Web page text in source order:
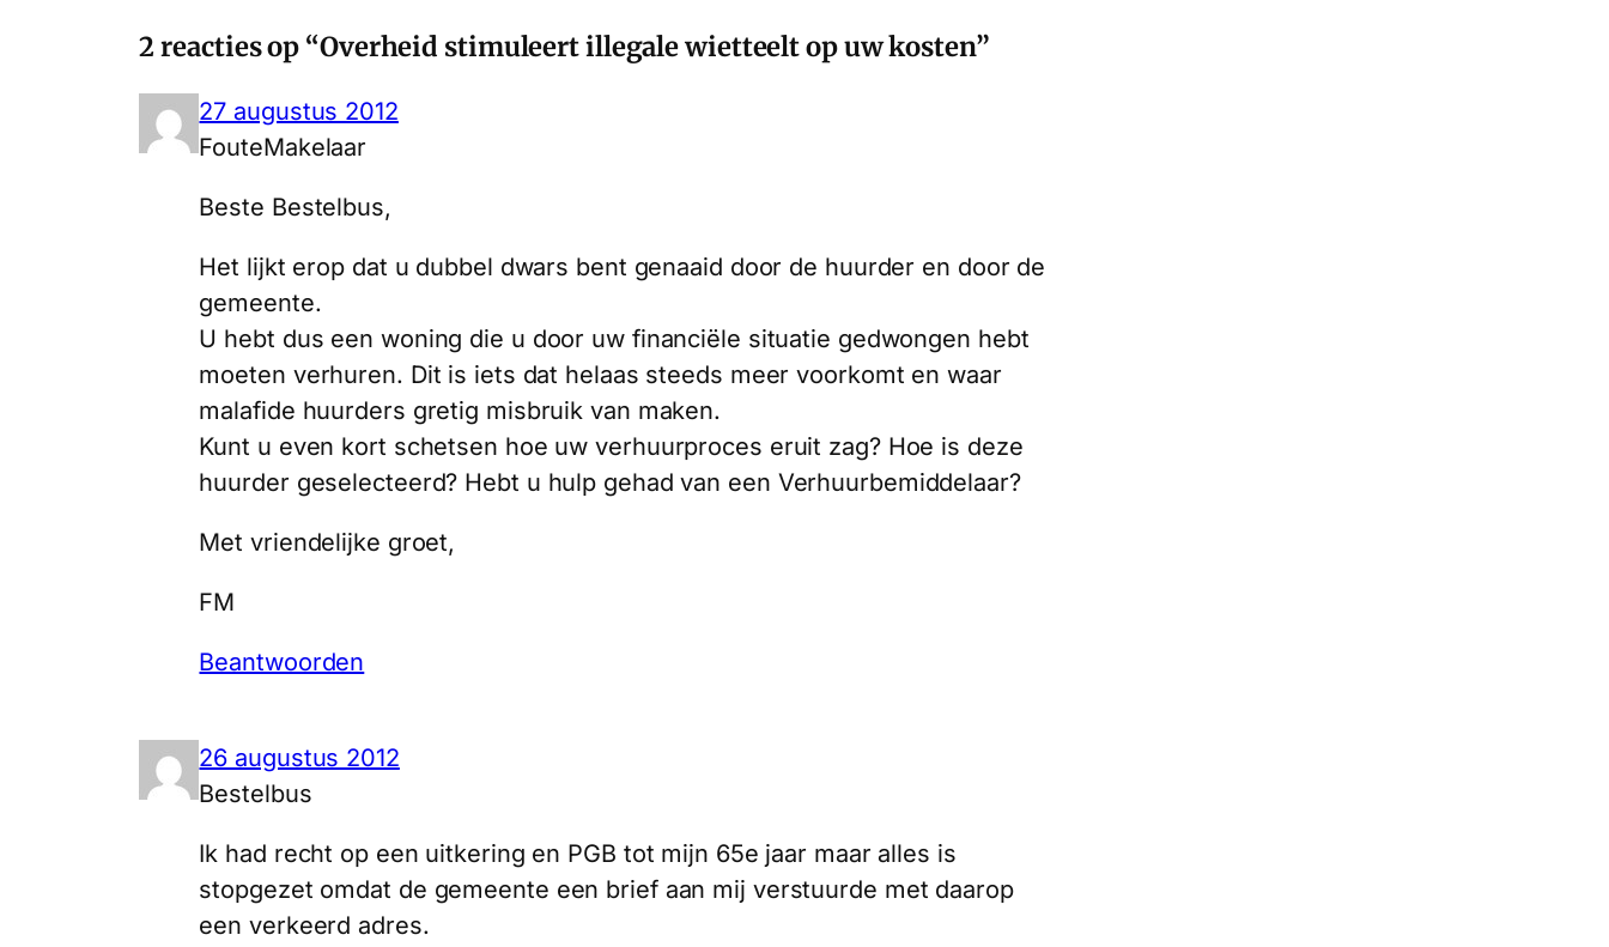
2 reacties op “Overheid stimuleert illegale wietteelt op uw kosten”
27 augustus 2012
FouteMakelaar
Beste Bestelbus,
Het lijkt erop dat u dubbel dwars bent genaaid door de huurder en door de
gemeente.
U hebt dus een woning die u door uw financiële situatie gedwongen hebt
moeten verhuren. Dit is iets dat helaas steeds meer voorkomt en waar
malafide huurders gretig misbruik van maken.
Kunt u even kort schetsen hoe uw verhuurproces eruit zag? Hoe is deze
huurder geselecteerd? Hebt u hulp gehad van een Verhuurbemiddelaar?
Met vriendelijke groet,
FM
Beantwoorden
26 augustus 2012
Bestelbus
Ik had recht op een uitkering en PGB tot mijn 65e jaar maar alles is
stopgezet omdat de gemeente een brief aan mij verstuurde met daarop
een verkeerd adres.